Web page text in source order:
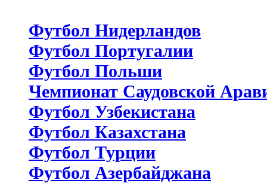
Футбол Нидерландов
Футбол Португалии
Футбол Польши
Чемпионат Саудовской
Футбол Узбекистана
Футбол Казахстана
Футбол Турции
Футбол Азербайджана